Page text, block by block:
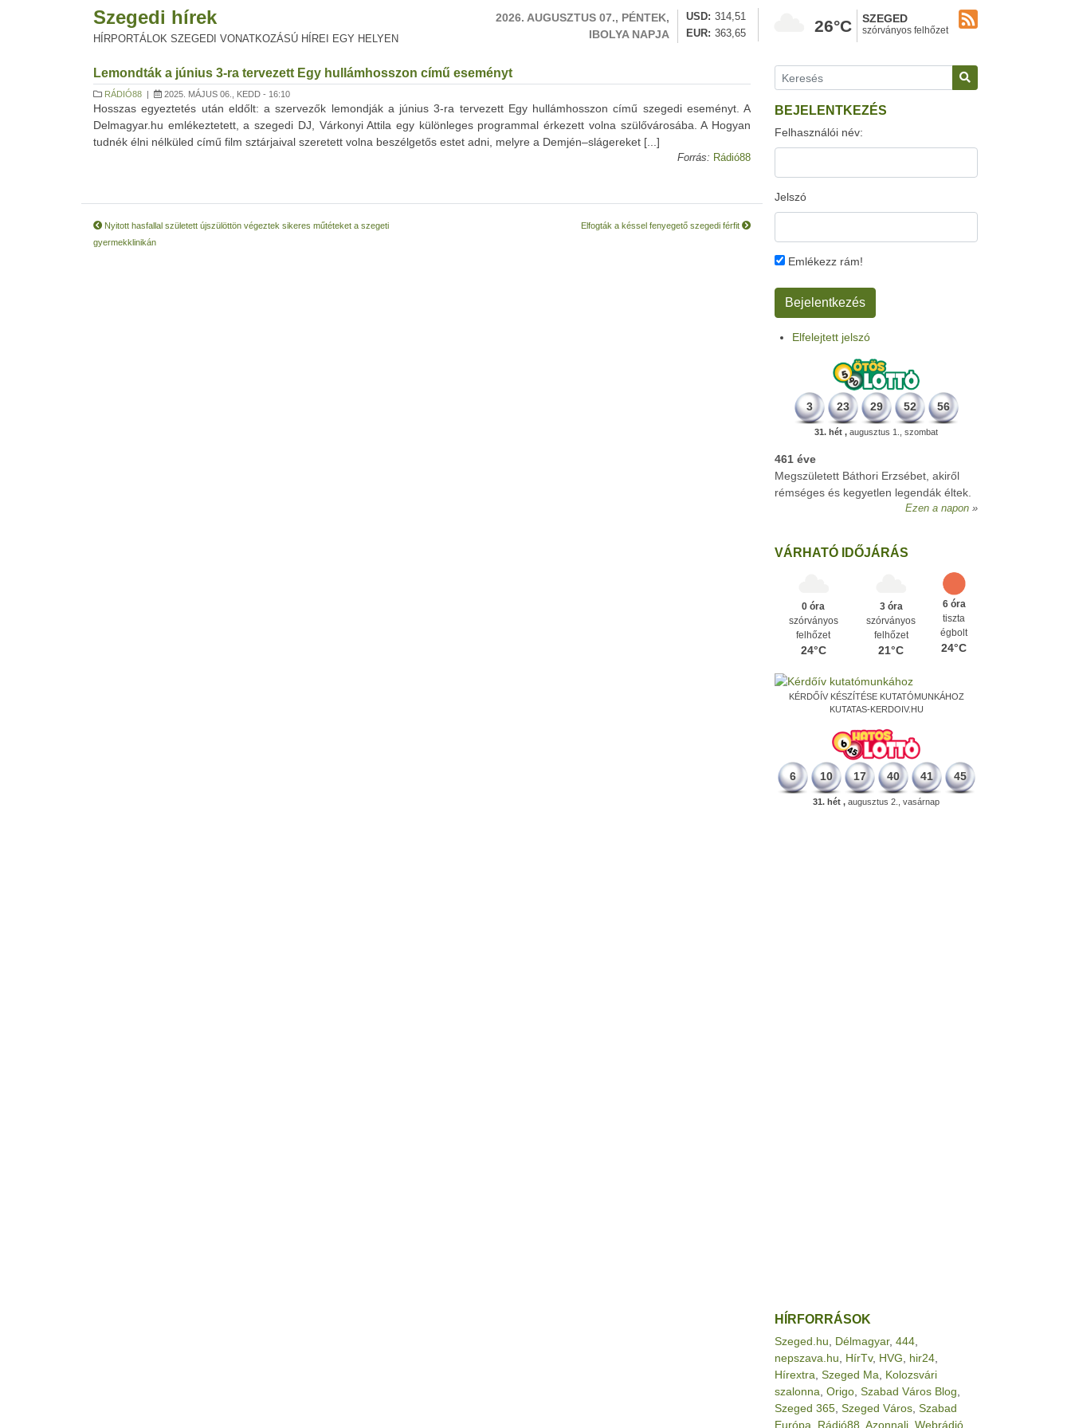
Szegedi hírek
HÍRPORTÁLOK SZEGEDI VONATKOZÁSÚ HÍREI EGY HELYEN
2026. AUGUSZTUS 07., PÉNTEK,
IBOLYA NAPJA
USD
314,51
EUR
363,65 26°C SZEGED
szórványos felhőzet
Lemondták a június 3-ra tervezett Egy hullámhosszon című eseményt
RÁDIÓ88 | 2025. MÁJUS 06., KEDD - 16:10
Hosszas egyeztetés után eldőlt: a szervezők lemondják a június 3-ra tervezett Egy hullámhosszon című szegedi eseményt. A
Delmagyar.hu emlékeztetett, a szegedi DJ, Várkonyi Attila egy különleges programmal érkezett volna szülővárosába. A Hogyan
tudnék élni nélküled című film sztárjaival szeretett volna beszélgetős estet adni, melyre a Demjén–slágereket [...]
Forrás: Rádió88
Nyitott hasfallal született újszülöttön végeztek sikeres műtéteket a szegeti
gyermekklinikán
Elfogták a késsel fenyegető szegedi férfit
BEJELENTKEZÉS
Felhasználói név:
Jelszó
Emlékezz rám!
Elfelejtett jelszó
3 23 29 52 56
31. hét , augusztus 1., szombat
461 éve
Megszületett Báthori Erzsébet, akiről
rémséges és kegyetlen legendák éltek.
Ezen a napon
VÁRHATÓ IDŐJÁRÁS
0 óra
szórványos
felhőzet
24°C
3 óra
szórványos
felhőzet
21°C
6 óra
tiszta
égbolt
24°C
KÉRDŐÍV KÉSZÍTÉSE KUTATÓMUNKÁHOZ
KUTATAS-KERDOIV.HU
6 10 17 40 41 45
31. hét , augusztus 2., vasárnap
HÍRFORRÁSOK
Szeged.hu Délmagyar, 444
nepszava.hu
HírTv, HVG hir24
Hírextra Szeged Ma
Kolozsvári
szalonna Origo Szabad Város Blog
Szeged 365 Szeged Város Szabad
Európa
Rádió88 Azonnali Webrádió